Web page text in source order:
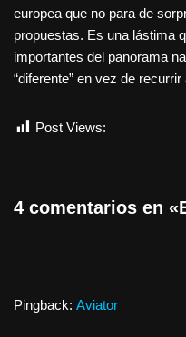
europea que no para de
propuestas. Es una lástima
importantes del panorama
“diferente” en vez de
Post Views:
4 comentarios en
Pingback: Aviator